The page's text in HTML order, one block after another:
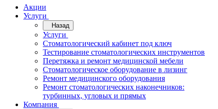
Акции
Услуги
Назад
Услуги
Стоматологический кабинет под ключ
Тестирование стоматологических инструментов
Перетяжка и ремонт медицинской мебели
Стоматологическое оборудование в лизинг
Ремонт медицинского оборудования
Ремонт стоматологических наконечников:
турбинных, угловых и прямых
Компания